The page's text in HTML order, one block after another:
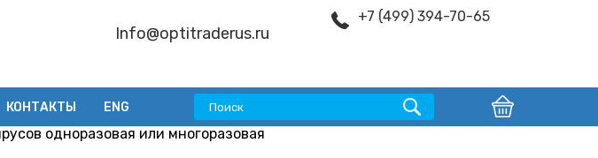
Info@optitraderus.ru
+7 (499) 394-70-65
КОНТАКТЫ ENG